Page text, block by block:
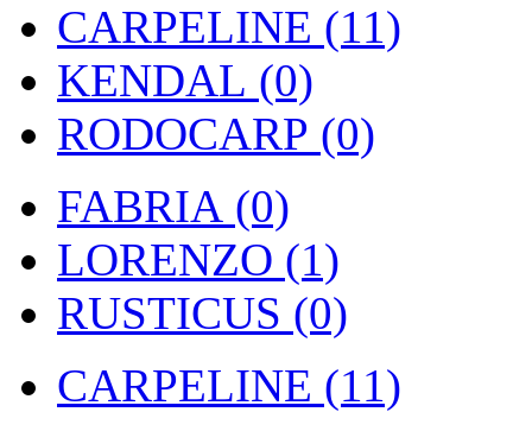
CARPELINE (11)
KENDAL (0)
RODOCARP (0)
FABRIA (0)
LORENZO (1)
RUSTICUS (0)
CARPELINE (11)